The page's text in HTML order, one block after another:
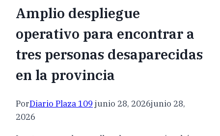
Amplio despliegue
operativo para encontrar a
tres personas desaparecidas
en la provincia
PorDiario Plaza 109 junio 28, 2026junio 28,
2026